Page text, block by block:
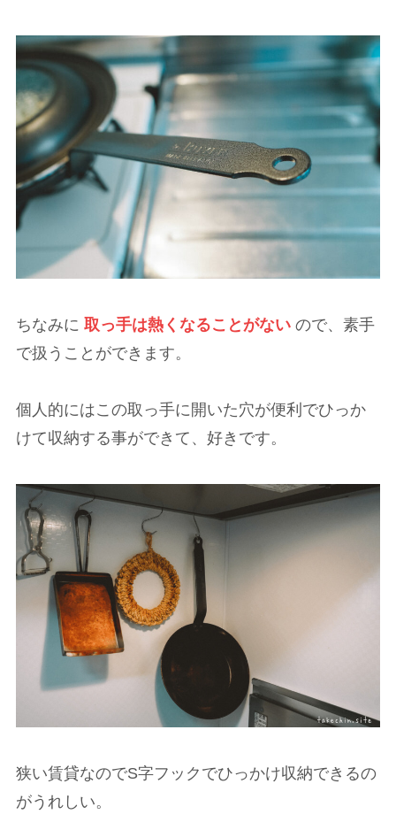
ちなみに 取っ手は熱くなることがないので、素手
で扱うことができます。
個人的にはこの取っ手に開いた穴が便利でひっか
けて収納する事ができて、好きです。
狭い賃貸なのでS字フックでひっかけ収納できるの
がうれしい。